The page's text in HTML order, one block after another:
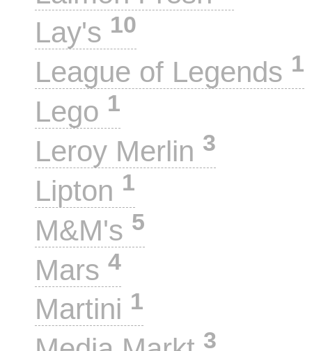
Lay's 10
League of Legends 1
Lego 1
Leroy Merlin 3
Lipton 1
M&M's 5
Mars 4
Martini 1
3